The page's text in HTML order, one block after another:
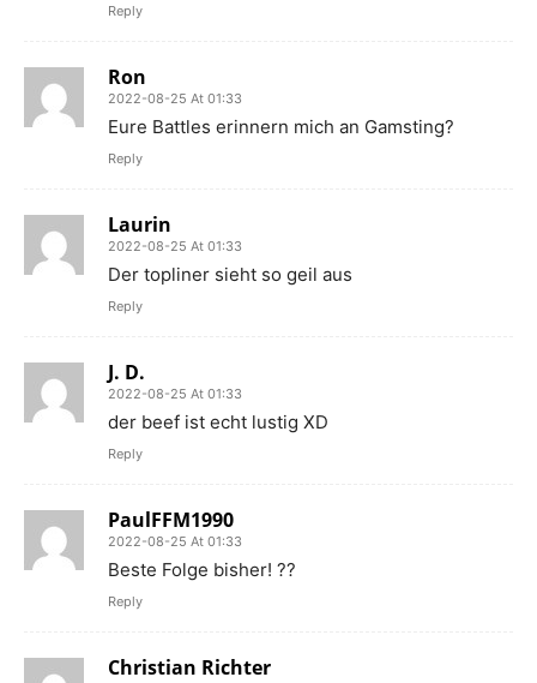
Reply
Ron
2022-08-25 At 01:33
Eure Battles erinnern mich an Gamsting?
Reply
Laurin
2022-08-25 At 01:33
Der topliner sieht so geil aus
Reply
J. D.
2022-08-25 At 01:33
der beef ist echt lustig XD
Reply
PaulFFM1990
2022-08-25 At 01:33
Beste Folge bisher! ??
Reply
Christian Richter